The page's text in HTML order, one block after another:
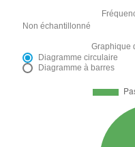
Non échantillonné
Graphique
Diagramme circulaire
Diagramme à barres